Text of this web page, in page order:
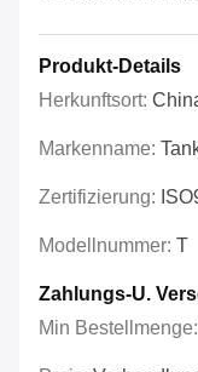
Produkt-Details
Herkunftsort:
Markenname:
Zertifizierung:
Modellnummer: T
Zahlungs-U.
Min Bestellmenge: